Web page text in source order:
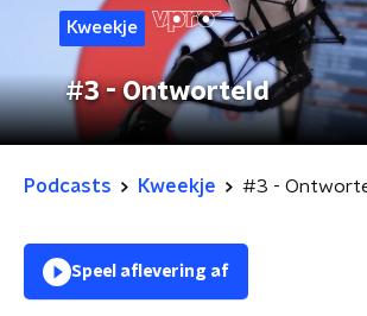
Kweekje
#3 - Ontworteld
Podcasts Kweekje #3 -
Speel aflevering af